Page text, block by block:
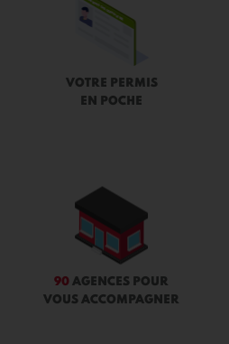
VOTRE PERMIS
EN POCHE
90 AGENCES POUR
VOUS ACCOMPAGNER